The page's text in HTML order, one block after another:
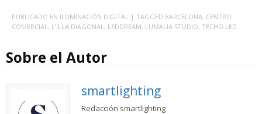
PUBLICADO EN ILUMINACIÓN DIGITAL | TAGGED BARCELONA, CENTRO
COMERCIAL, L’ILLA DIAGONAL, LEDDREAM, LUMALIA STUDIO, TECHO LED
Sobre el Autor
smartlighting
Redacción smartlighting